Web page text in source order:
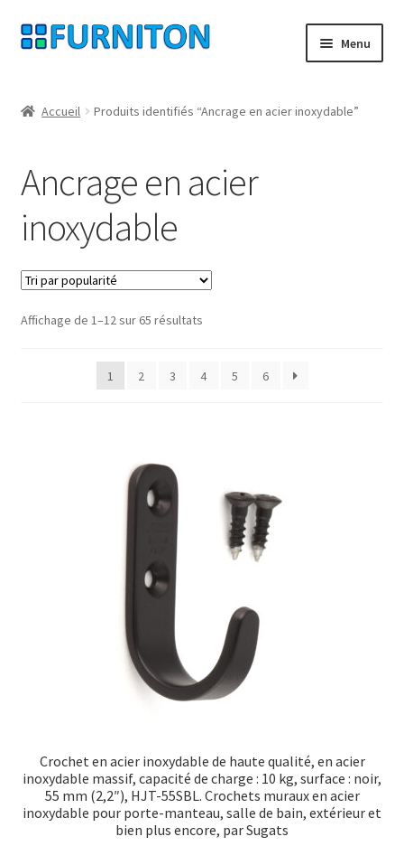
Aller
à
navigation
Aller
au
Menu
Protection des données
Droit de rétractation
Contact
Mentions légales
CONDITIONS GÉNÉRALES DE VENTE
Accueil Produits identifiés “Ancrage en acier inoxydable”
Ancrage en acier
inoxydable
Affichage de 1–12 sur 65 résultatsTrié
1
2 3 4 5 6
Crochet en acier inoxydable de haute qualité, en acier
inoxydable massif, capacité de charge : 10 kg, surface : noir,
55 mm (2,2″), HJT-55SBL. Crochets muraux en acier
inoxydable pour porte-manteau, salle de bain, extérieur et
bien plus encore, par Sugats